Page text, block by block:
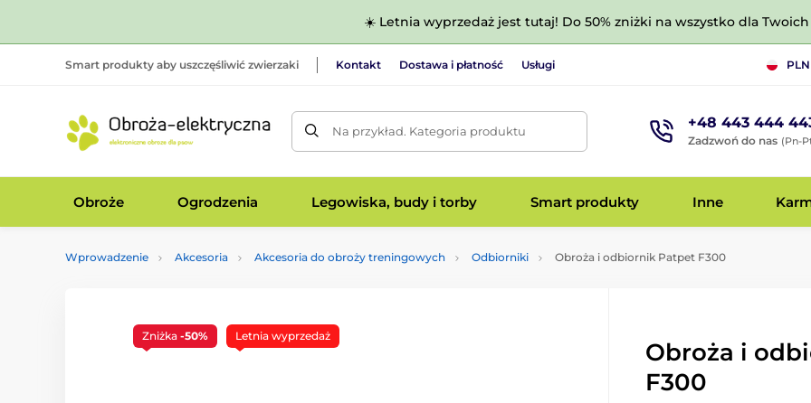
☀️ Letnia wyprzedaż jest tutaj! Do 50% zniżki na wszystko dla
Smart produkty aby uszczęśliwić zwierzaki Kontakt Dostawa i płatność Usługi PLN
Na przykład. Kategoria produktu +48 443 444
Zadzwoń do nas (Pn-
Obroże Ogrodzenia Legowiska, budy i torby Smart produkty Inne
Wprowadzenie Akcesoria Akcesoria do obroży treningowych Odbiorniki Obroża i odbiornik Patpet F300
Zniżka -50% Letnia wyprzedaż
Obroża i
F300